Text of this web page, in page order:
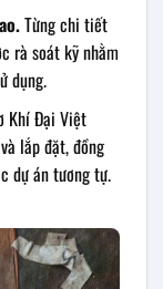
Từng chi tiết
rà soát kỹ nhằm
dụng.
Khí Đại Việt
lắp đặt, đồng
dự án tương tự.